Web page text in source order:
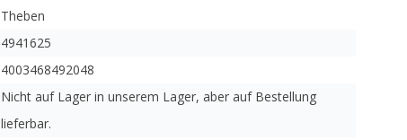
Theben
4941625
4003468492048
Nicht auf Lager in unserem Lager, aber auf Bestellung
lieferbar.